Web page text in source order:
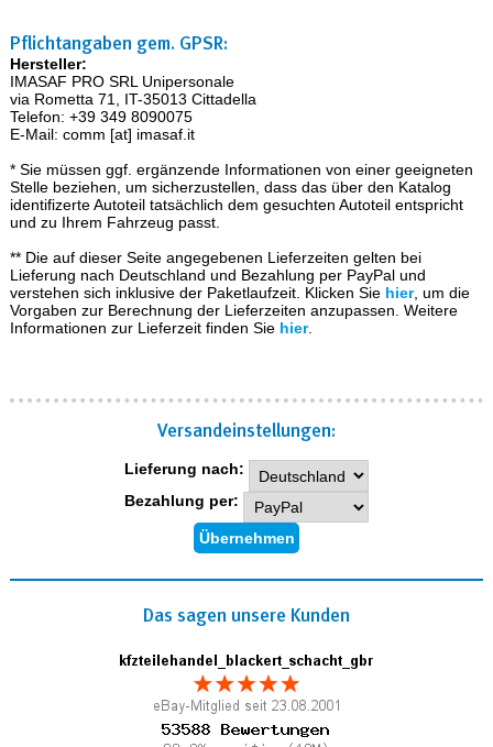
Pflichtangaben gem. GPSR:
Hersteller:
IMASAF PRO SRL Unipersonale
via Rometta 71, IT-35013 Cittadella
Telefon: +39 349 8090075
E-Mail: comm [at] imasaf.it
* Sie müssen ggf. ergänzende Informationen von einer geeigneten
Stelle beziehen, um sicherzustellen, dass das über den Katalog
identifizerte Autoteil tatsächlich dem gesuchten Autoteil entspricht
und zu Ihrem Fahrzeug passt.
** Die auf dieser Seite angegebenen Lieferzeiten gelten bei
Lieferung nach Deutschland und Bezahlung per PayPal und
verstehen sich inklusive der Paketlaufzeit. Klicken Sie hier, um die
Vorgaben zur Berechnung der Lieferzeiten anzupassen. Weitere
Informationen zur Lieferzeit finden Sie hier.
Versand­einstellungen:
Lieferung nach:
Bezahlung per:
Das sagen unsere Kunden